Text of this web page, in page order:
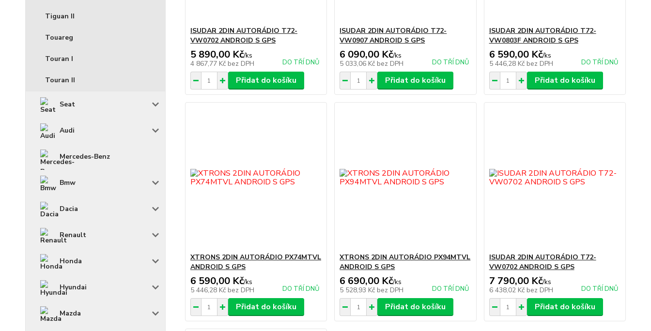
Tiguan II
Touareg
Touran I
Touran II
Seat
Audi
Mercedes-Benz
Bmw
Dacia
Renault
Honda
Hyundai
Mazda
ISUDAR 2DIN AUTORÁDIO T72-
VW0702 ANDROID S GPS
5 890,00 Kč/ks
4 867,77 Kč bez DPH DO TŘÍ DNŮ
Přidat do košíku
ISUDAR 2DIN AUTORÁDIO T72-
VW0907 ANDROID S GPS
6 090,00 Kč/ks
5 033,06 Kč bez DPH DO TŘÍ DNŮ
Přidat do košíku
ISUDAR 2DIN AUTORÁDIO T72-
VW0803F ANDROID S GPS
6 590,00 Kč/ks
5 446,28 Kč bez DPH DO TŘÍ DNŮ
Přidat do košíku
XTRONS 2DIN AUTORÁDIO PX74MTVL
ANDROID S GPS
6 590,00 Kč/ks
5 446,28 Kč bez DPH DO TŘÍ DNŮ
Přidat do košíku
XTRONS 2DIN AUTORÁDIO PX94MTVL
ANDROID S GPS
6 690,00 Kč/ks
5 528,93 Kč bez DPH DO TŘÍ DNŮ
Přidat do košíku
ISUDAR 2DIN AUTORÁDIO T72-
VW0702 ANDROID S GPS
7 790,00 Kč/ks
6 438,02 Kč bez DPH DO TŘÍ DNŮ
Přidat do košíku